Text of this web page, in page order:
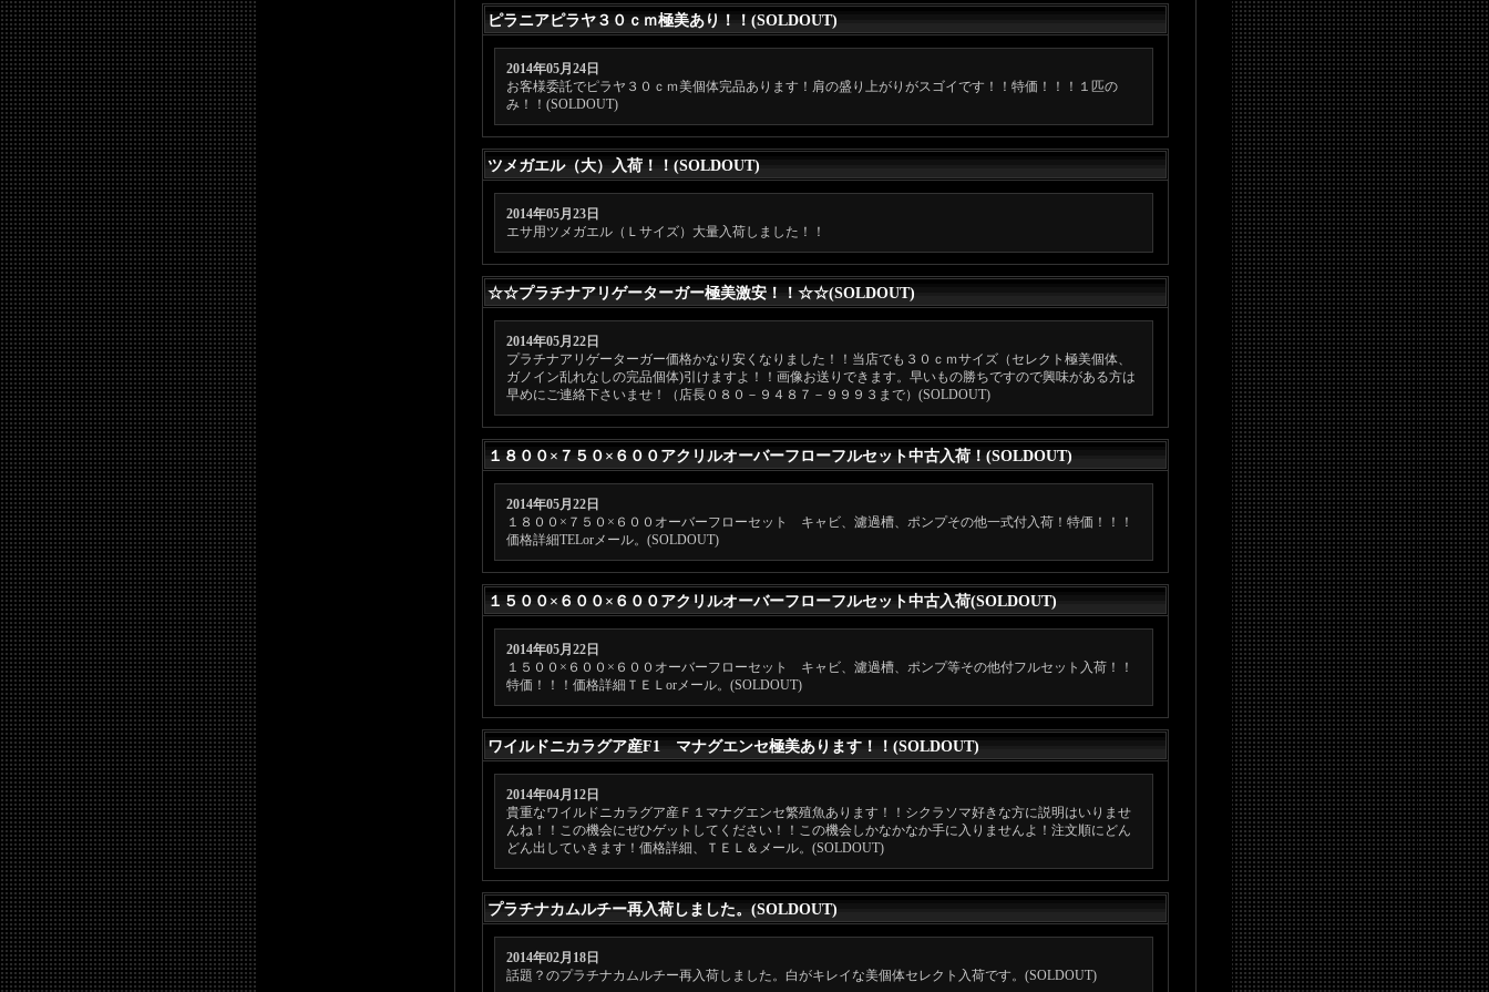
ピラニアピラヤ３０ｃｍ極美あり！！(SOLDOUT)
2014年05月24日
お客様委託でピラヤ３０ｃｍ美個体完品あります！肩の盛り上がりがスゴイです！！特価！！！１匹の
み！！(SOLDOUT)
ツメガエル（大）入荷！！(SOLDOUT)
2014年05月23日
エサ用ツメガエル（Ｌサイズ）大量入荷しました！！
☆☆プラチナアリゲーターガー極美激安！！☆☆(SOLDOUT)
2014年05月22日
プラチナアリゲーターガー価格かなり安くなりました！！当店でも３０ｃｍサイズ（セレクト極美個体、
ガノイン乱れなしの完品個体)引けますよ！！画像お送りできます。早いもの勝ちですので興味がある方は
早めにご連絡下さいませ！（店長０８０－９４８７－９９９３まで）(SOLDOUT)
１８００×７５０×６００アクリルオーバーフローフルセット中古入荷！(SOLDOUT)
2014年05月22日
１８００×７５０×６００オーバーフローセット キャビ、濾過槽、ポンプその他一式付入荷！特価！！！
価格詳細TELorメール。(SOLDOUT)
１５００×６００×６００アクリルオーバーフローフルセット中古入荷(SOLDOUT)
2014年05月22日
１５００×６００×６００オーバーフローセット キャビ、濾過槽、ポンプ等その他付フルセット入荷！！
特価！！！価格詳細ＴＥＬorメール。(SOLDOUT)
ワイルドニカラグア産F1 マナグエンセ極美あります！！(SOLDOUT)
2014年04月12日
貴重なワイルドニカラグア産Ｆ１マナグエンセ繁殖魚あります！！シクラソマ好きな方に説明はいりませ
んね！！この機会にぜひゲットしてください！！この機会しかなかなか手に入りませんよ！注文順にどん
どん出していきます！価格詳細、ＴＥＬ＆メール。(SOLDOUT)
プラチナカムルチー再入荷しました。(SOLDOUT)
2014年02月18日
話題？のプラチナカムルチー再入荷しました。白がキレイな美個体セレクト入荷です。(SOLDOUT)